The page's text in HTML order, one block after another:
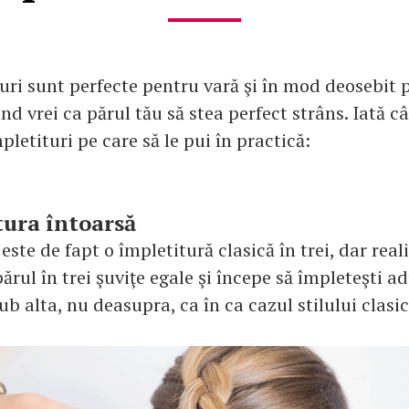
sunt perfecte pentru vară şi în mod deosebit
vrei ca părul tău să stea perfect strâns. Iată
pe care să le pui în practică:
întoarsă
de fapt o împletitură clasică în trei, dar
în trei şuviţe egale şi începe să împleteşti
alta, nu deasupra, ca în ca cazul stilului